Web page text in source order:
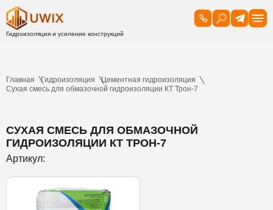
Главная Гидроизоляция
Цементная гидроизоляция
Сухая смесь для обмазочной гидроизоляции КТ Трон-7
СУХАЯ СМЕСЬ ДЛЯ ОБМАЗОЧНОЙ
ГИДРОИЗОЛЯЦИИ КТ ТРОН-7
Артикул: